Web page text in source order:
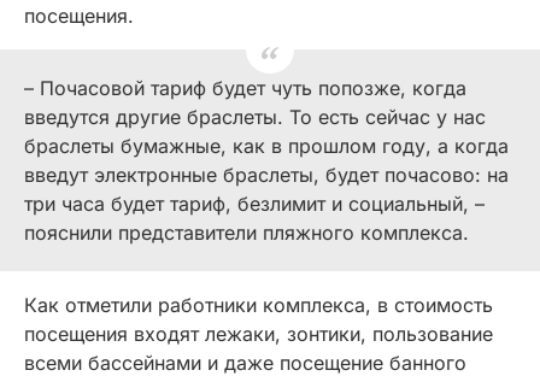
посещения.
– Почасовой тариф будет чуть попозже, когда
введутся другие браслеты. То есть сейчас у нас
браслеты бумажные, как в прошлом году, а когда
введут электронные браслеты, будет почасово: на
три часа будет тариф, безлимит и социальный, –
пояснили представители пляжного комплекса.
Как отметили работники комплекса, в стоимость
посещения входят лежаки, зонтики, пользование
всеми бассейнами и даже посещение банного